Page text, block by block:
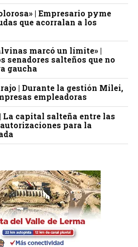
| Empresario pyme
que acorralan a los
marcó un límite» |
senadores salteños que no
gaucha
| Durante la gestión Milei,
empleadoras
La capital salteña entre las
para la